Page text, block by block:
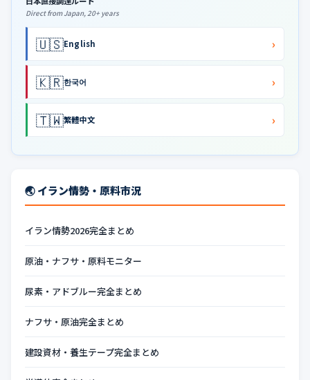
Direct from Japan, 20+ years
🇺🇸English ›
🇰🇷한국어 ›
🇹🇼繁體中文 ›
🌏 イラン情勢・原料市況
イラン情勢2026完全まとめ
原油・ナフサ・原料モニター
尿素・アドブルー完全まとめ
ナフサ・原油完全まとめ
建設資材・養生テープ完全まとめ